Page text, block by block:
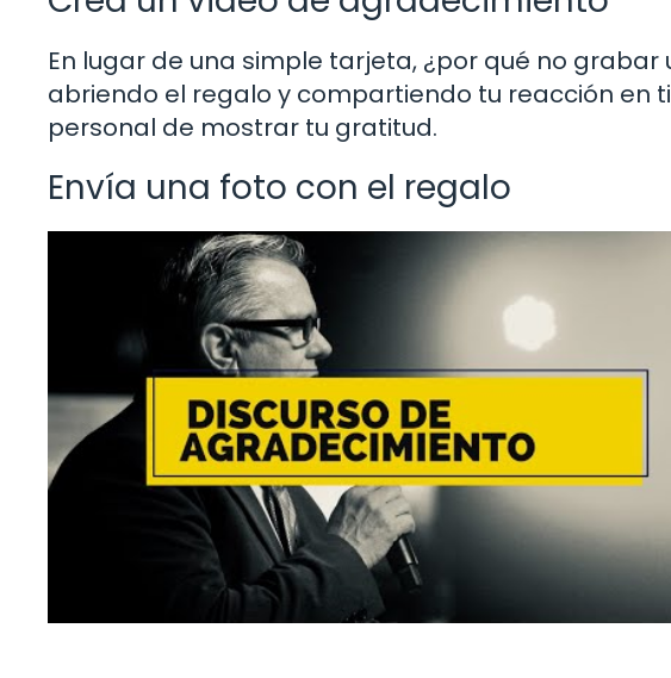
En lugar de una simple tarjeta, ¿por qué no
abriendo el regalo y compartiendo tu reacción en
personal de mostrar tu gratitud.
Envía una foto con el regalo